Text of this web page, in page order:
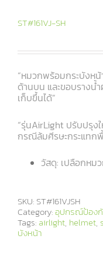
ST#161VJ-SH
“หมวกพร้อมกระบังห
ด้านบน และขอบรางน้
เก็บขึ้นได้”
“รุ่นAirLight ปรับปรุง
กรณีล้มศีรษะกระแทก
วัสดุ: เปลือกหม
SKU: ST#161VJSH
Category:อุปกรณ์ป้อง
Tags: airlight, helmet,
บังหน้า